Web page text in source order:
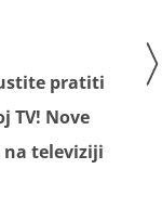
pratiti
TV! Nove
televiziji